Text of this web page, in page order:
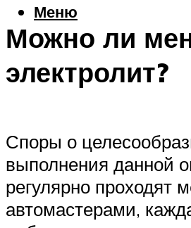
Меню
Можно ли
электролит?
Споры о
выполнения данной
регулярно проходят
автомастерами,